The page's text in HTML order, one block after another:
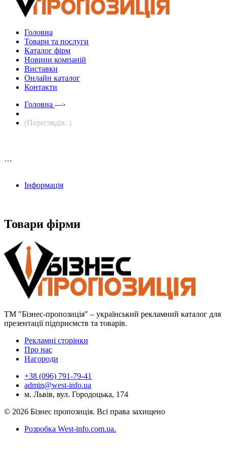
Головна
Товари та послуги
Каталог фірм
Новини компаній
Виставки
Онлайн каталог
Контакти
Головна —›
(Переглядів: )
…
Інформація
Товари фірми
ТМ "Бізнес-пропозиція" – український рекламний каталог для
презентації підприємств та товарів.
Рекламні сторінки
Про нас
Нагороди
+38 (096) 791-79-41
admin@west-info.ua
м. Львів, вул. Городоцька, 174
© 2026 Бізнес пропозиція. Всі права захищено
Розробка West-info.com.ua.